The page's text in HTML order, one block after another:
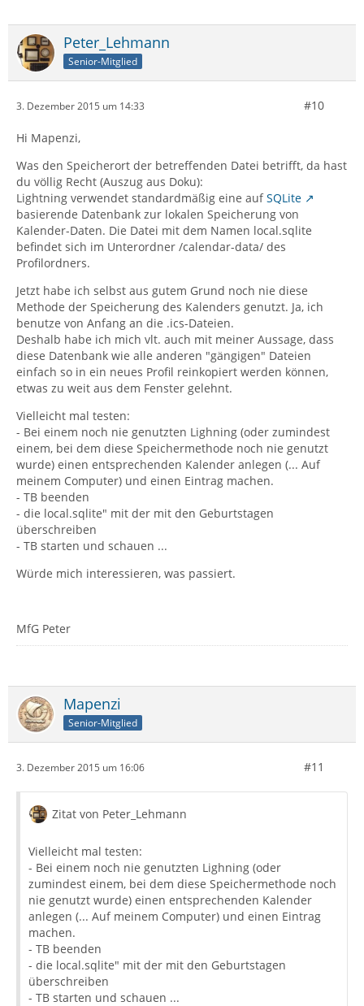
Peter_Lehmann
Senior-Mitglied
3. Dezember 2015 um 14:33 #10
Hi Mapenzi,
Was den Speicherort der betreffenden Datei betrifft, da hast
du völlig Recht (Auszug aus Doku):
Lightning verwendet standardmäßig eine aufSQLite
basierende Datenbank zur lokalen Speicherung von
Kalender-Daten. Die Datei mit dem Namen local.sqlite
befindet sich im Unterordner /calendar-data/ des
Profilordners.
Jetzt habe ich selbst aus gutem Grund noch nie diese
Methode der Speicherung des Kalenders genutzt. Ja, ich
benutze von Anfang an die .ics-Dateien.
Deshalb habe ich mich vlt. auch mit meiner Aussage, dass
diese Datenbank wie alle anderen "gängigen" Dateien
einfach so in ein neues Profil reinkopiert werden können,
etwas zu weit aus dem Fenster gelehnt.
Vielleicht mal testen:
- Bei einem noch nie genutzten Lighning (oder zumindest
einem, bei dem diese Speichermethode noch nie genutzt
wurde) einen entsprechenden Kalender anlegen (... Auf
meinem Computer) und einen Eintrag machen.
- TB beenden
- die local.sqlite" mit der mit den Geburtstagen
überschreiben
- TB starten und schauen ...
Würde mich interessieren, was passiert.
MfG Peter
Mapenzi
Senior-Mitglied
3. Dezember 2015 um 16:06 #11
Zitat von Peter_Lehmann
Vielleicht mal testen:
- Bei einem noch nie genutzten Lighning (oder
zumindest einem, bei dem diese Speichermethode noch
nie genutzt wurde) einen entsprechenden Kalender
anlegen (... Auf meinem Computer) und einen Eintrag
machen.
- TB beenden
- die local.sqlite" mit der mit den Geburtstagen
überschreiben
- TB starten und schauen ...